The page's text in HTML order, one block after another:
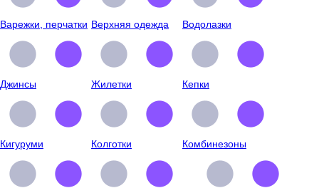
Варежки, перчатки Верхняя одежда Водолазки
Джинсы Жилетки Кепки
Кигуруми Колготки Комбинезоны